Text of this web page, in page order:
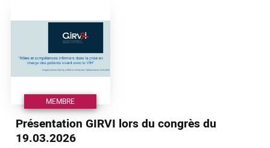
MEMBRE
Présentation GIRVI lors du congrès du
19.03.2026